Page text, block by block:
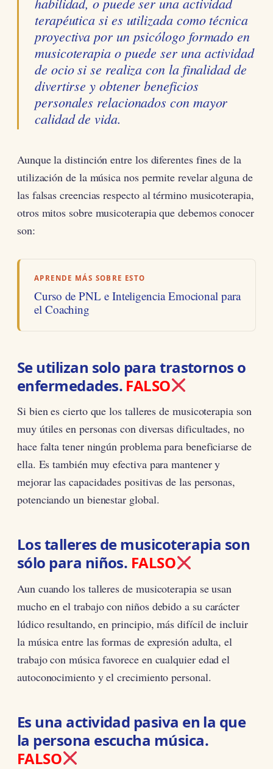
terapéutica si es utilizada como técnica
proyectiva por un psicólogo formado en
musicoterapia o puede ser una actividad
de ocio si se realiza con la finalidad de
divertirse y obtener beneficios
personales relacionados con mayor
calidad de vida.
Aunque la distinción entre los diferentes fines de la
utilización de la música nos permite revelar alguna de
las falsas creencias respecto al término musicoterapia,
otros mitos sobre musicoterapia que debemos conocer
son:
APRENDE MÁS SOBRE ESTO
Curso de PNL e Inteligencia Emocional para
el Coaching
Se utilizan solo para trastornos o
enfermedades. FALSO
Si bien es cierto que los talleres de musicoterapia son
muy útiles en personas con diversas dificultades, no
hace falta tener ningún problema para beneficiarse de
ella. Es también muy efectiva para mantener y
mejorar las capacidades positivas de las personas,
potenciando un bienestar global.
Los talleres de musicoterapia son
sólo para niños. FALSO
Aun cuando los talleres de musicoterapia se usan
mucho en el trabajo con niños debido a su carácter
lúdico resultando, en principio, más difícil de incluir
la música entre las formas de expresión adulta, el
trabajo con música favorece en cualquier edad el
autoconocimiento y el crecimiento personal.
Es una actividad pasiva en la que
la persona escucha música.
FALSO